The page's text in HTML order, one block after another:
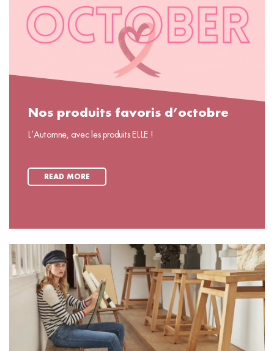
Nos produits favoris d’octobre
L’Automne, avec les produits ELLE !
READ MORE